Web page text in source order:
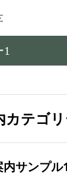
カテゴ
サンプル